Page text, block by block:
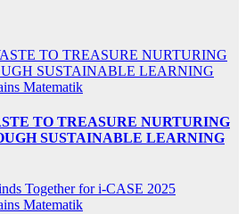
Matematik
TO TREASURE NURTURING
SUSTAINABLE LEARNING
Matematik